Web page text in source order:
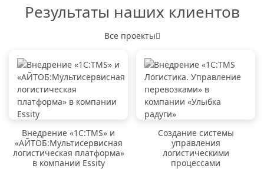
Результаты наших клиентов
Все проекты
Внедрение «1C:TMS» и
«АЙТОБ:Мультисервисная
логистическая платформа»
в компании Essity
Создание системы
управления
логистическими
процессами